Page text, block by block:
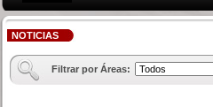
NOTICIAS
Filtrar por Áreas: